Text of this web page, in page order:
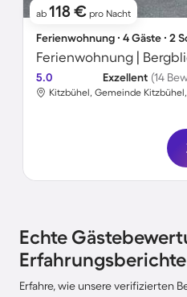
ab 118 € pro Nacht
Ferienwohnung ∙ 4 Gäste ∙ 2
Ferienwohnung |
5.0 Exzellent (14
Kitzbühel, Gemeinde
Echte
Erfahrungsberichte
Erfahre, wie unsere verifizierten